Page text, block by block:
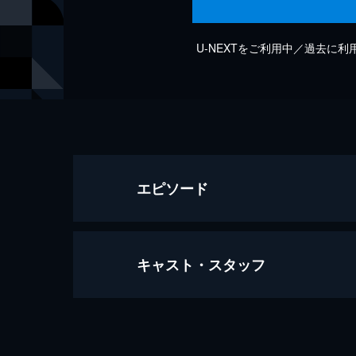
U-NEXTをご利用中／過去に利
エピソード
Satie: Gnossienne No.2 (Raf
キャスト・スタッフ